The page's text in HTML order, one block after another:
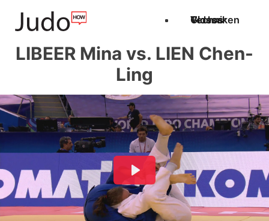
Techniken
Videos
Glossar
LIBEER Mina vs. LIEN Chen-
Ling